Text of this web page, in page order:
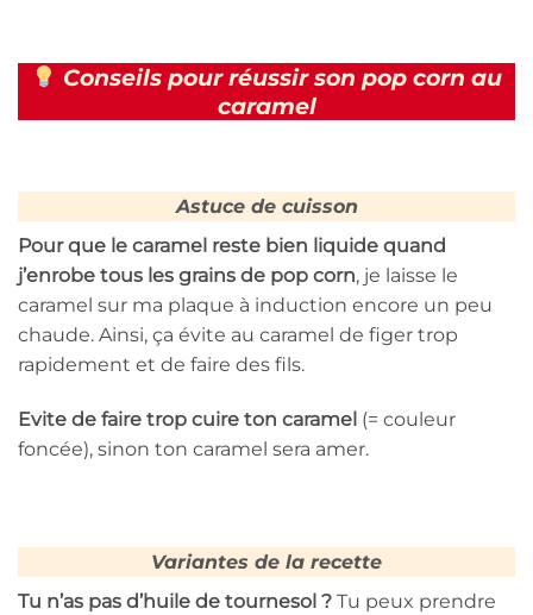
Conseils pour réussir son pop corn au
caramel
Astuce de cuisson
Pour que le caramel reste bien liquide quand
j’enrobe tous les grains de pop corn, je laisse le
caramel sur ma plaque à induction encore un peu
chaude. Ainsi, ça évite au caramel de figer trop
rapidement et de faire des fils.
Evite de faire trop cuire ton caramel (= couleur
foncée), sinon ton caramel sera amer.
Variantes de la recette
Tu n’as pas d’huile de tournesol ? Tu peux prendre